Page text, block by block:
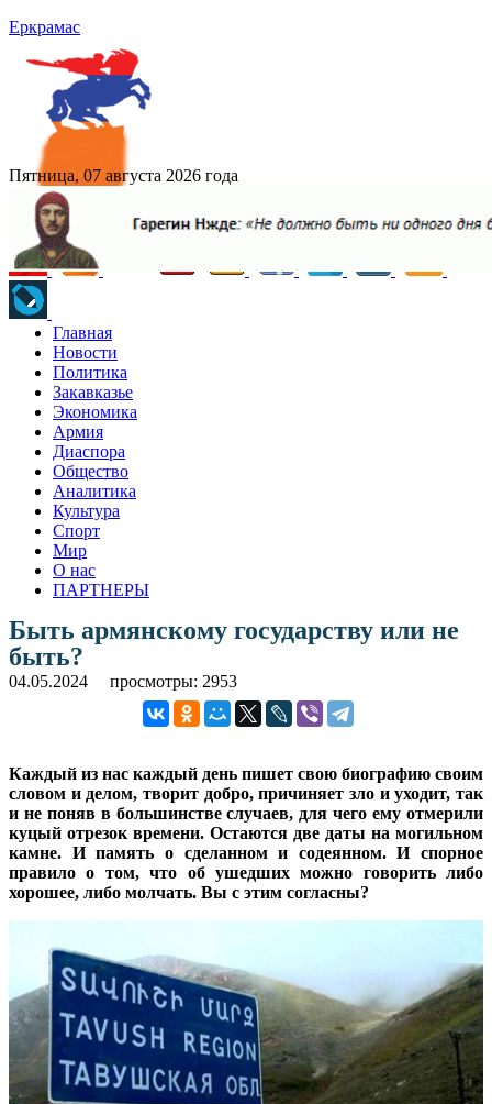
Еркрамас
Пятница, 07 августа 2026 года
Главная
Новости
Политика
Закавказье
Экономика
Армия
Диаспора
Общество
Аналитика
Культура
Спорт
Мир
О нас
ПАРТНЕРЫ
Быть армянскому государству или не
быть?
04.05.2024 просмотры: 2953
Каждый из нас каждый день пишет свою биографию своим
словом и делом, творит добро, причиняет зло и уходит, так
и не поняв в большинстве случаев, для чего ему отмерили
куцый отрезок времени. Остаются две даты на могильном
камне. И память о сделанном и содеянном. И спорное
правило о том, что об ушедших можно говорить либо
хорошее, либо молчать. Вы с этим согласны?